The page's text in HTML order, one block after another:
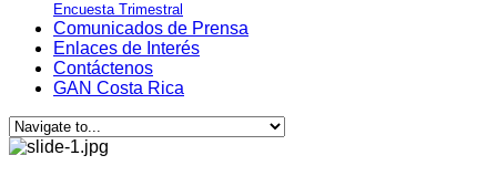
Encuesta Trimestral
Comunicados de Prensa
Enlaces de Interés
Contáctenos
GAN Costa Rica